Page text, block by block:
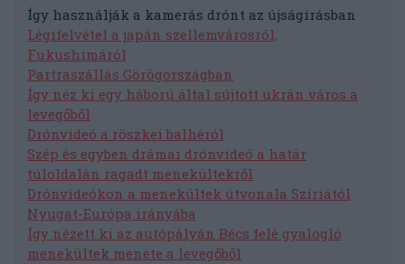
Így használják a kamerás drónt az újságírásban
Légifelvétel a japán szellemvárosról,
Fukushimáról
Partraszállás Görögországban
Így néz ki egy háború által sújtott ukrán város a
levegőből
Drónvideó a röszkei balhéról
Szép és egyben drámai drónvideó a határ
túloldalán ragadt menekültekről
Drónvideókon a menekültek útvonala Szíriától
Nyugat-Európa irányába
Így nézett ki az autópályán Bécs felé gyalogló
menekültek menete a levegőből